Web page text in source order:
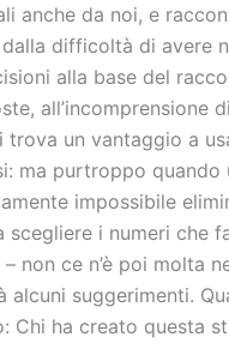
anche da noi, e
dalla difficoltà di avere
alla base del
all’incomprensione
trova un vantaggio a
ma purtroppo
impossibile
i numeri che
non ce n’è poi molta
alcuni suggerimenti.
Chi ha creato questa